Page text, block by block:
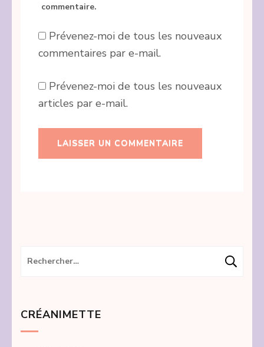
commentaire.
Prévenez-moi de tous les nouveaux
commentaires par e-mail.
Prévenez-moi de tous les nouveaux
articles par e-mail.
Rechercher :
CRÉANIMETTE